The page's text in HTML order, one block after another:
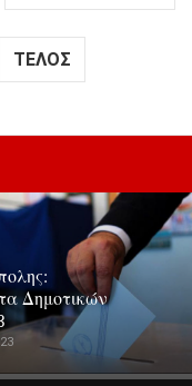
ΤΈΛΟΣ
Δημοτικών